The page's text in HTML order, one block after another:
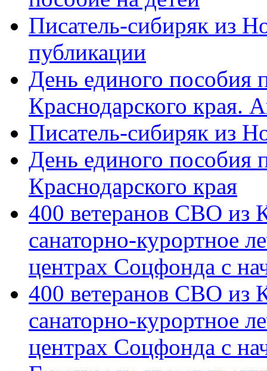
Писатель-сибиряк из
публикации
День единого пособия
Краснодарского края.
Писатель-сибиряк из
День единого пособия
Краснодарского края
400 ветеранов СВО из
санаторно-курортное
центрах Соцфонда с
400 ветеранов СВО из
санаторно-курортное
центрах Соцфонда с